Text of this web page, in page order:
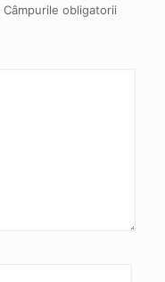
Câmpurile obligatorii